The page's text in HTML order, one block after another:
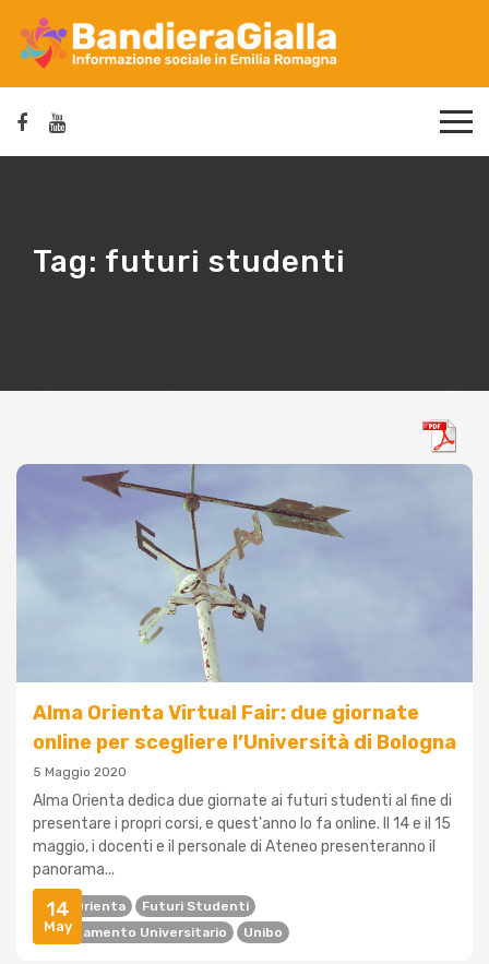
Tag: futuri studenti
14
May
Alma Orienta Virtual Fair: due giornate
online per scegliere l’Università di Bologna
5 Maggio 2020
Alma Orienta dedica due giornate ai futuri studenti al fine di
presentare i propri corsi, e quest'anno lo fa online. Il 14 e il 15
maggio, i docenti e il personale di Ateneo presenteranno il
panorama...
Alma Orienta
Futuri Studenti
Orientamento Universitario
Unibo